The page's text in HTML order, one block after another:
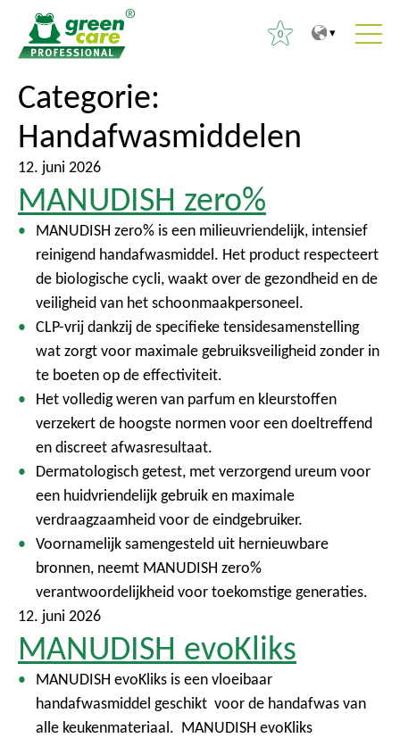
0
Z
o
e
k
e
n
n
:
Categorie:
Handafwasmiddelen
12. juni 2026
MANUDISH zero%
MANUDISH zero% is een milieuvriendelijk, intensief
reinigend handafwasmiddel. Het product respecteert
de biologische cycli, waakt over de gezondheid en de
veiligheid van het schoonmaakpersoneel.
CLP-vrij dankzij de specifieke tensidesamenstelling
wat zorgt voor maximale gebruiksveiligheid zonder in
te boeten op de effectiviteit.
Het volledig weren van parfum en kleurstoffen
verzekert de hoogste normen voor een doeltreffend
en discreet afwasresultaat.
Dermatologisch getest, met verzorgend ureum voor
een huidvriendelijk gebruik en maximale
verdraagzaamheid voor de eindgebruiker.
Voornamelijk samengesteld uit hernieuwbare
bronnen, neemt MANUDISH zero%
verantwoordelijkheid voor toekomstige generaties.
12. juni 2026
MANUDISH evoKliks
MANUDISH evoKliks is een vloeibaar
handafwasmiddel geschikt voor de handafwas van
alle keukenmateriaal. MANUDISH evoKliks